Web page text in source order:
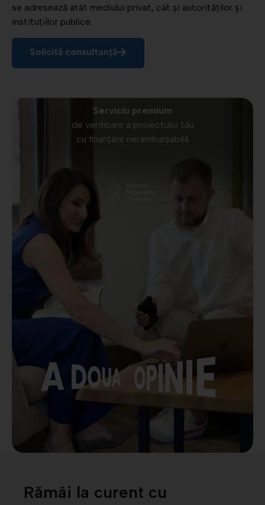
se adresează atât mediului privat, cât și autorităților și
instituțiilor publice.
Solicită consultanță
Serviciu premium
de verificare a proiectului tău
cu finanțare nerambursabilă
Rămâi la curent cu